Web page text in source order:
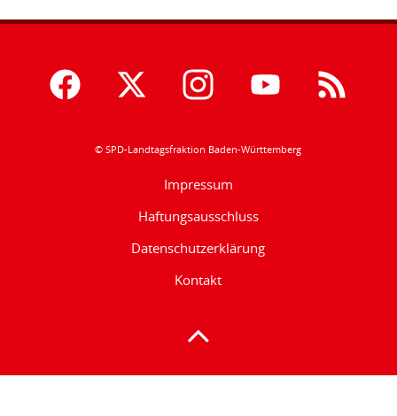
© SPD-Landtagsfraktion Baden-Württemberg
Impressum
Haftungsausschluss
Datenschutzerklärung
Kontakt